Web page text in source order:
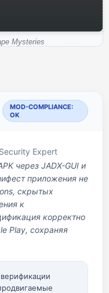
Mysteries
MOD-COMPLIANCE:
OK
Expert
через JADX-GUI и
приложения не
скрытых
к
корректно
Play, сохраняя